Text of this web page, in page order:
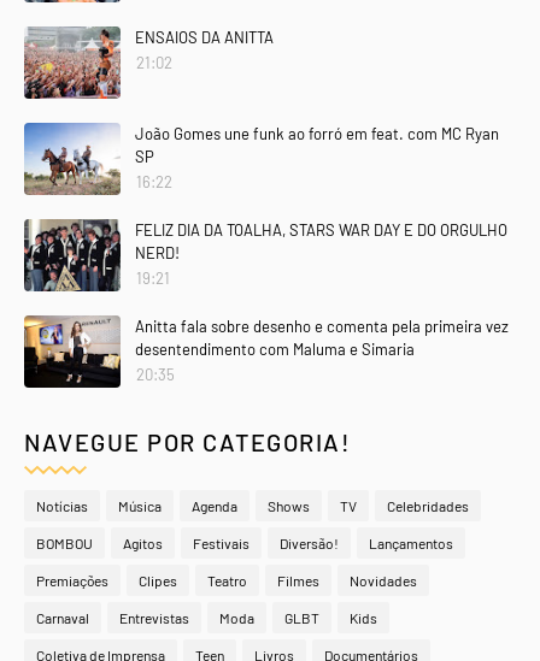
ENSAIOS DA ANITTA
21:02
João Gomes une funk ao forró em feat. com MC Ryan
SP
16:22
FELIZ DIA DA TOALHA, STARS WAR DAY E DO ORGULHO
NERD!
19:21
Anitta fala sobre desenho e comenta pela primeira vez
desentendimento com Maluma e Simaria
20:35
NAVEGUE POR CATEGORIA!
Notícias Música Agenda Shows TV Celebridades
BOMBOU Agitos Festivais Diversão! Lançamentos
Premiações Clipes Teatro Filmes Novidades
Carnaval Entrevistas Moda GLBT Kids
Coletiva de Imprensa Teen Livros Documentários